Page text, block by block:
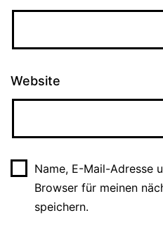
Website
Name, E-Mail-Adresse
Browser für meinen
speichern.